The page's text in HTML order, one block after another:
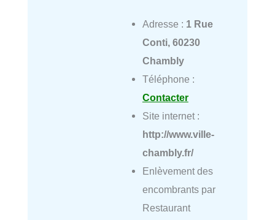
Adresse : 1 Rue
Conti, 60230
Chambly
Téléphone :
Contacter
Site internet :
http://www.ville-
chambly.fr/
Enlèvement des
encombrants par
Restaurant